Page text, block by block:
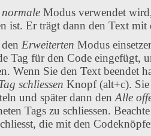
normale Modus verwendet
ist. Er trägt dann den Text
Erweiterten Modus
Tag für den Code eingefügt,
Wenn Sie den Text beendet
schliessen Knopf (alt+c).
und später dann den Alle
Tags zu schliessen.
die mit den